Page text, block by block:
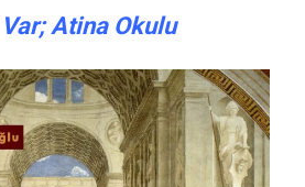
Atina Okulu